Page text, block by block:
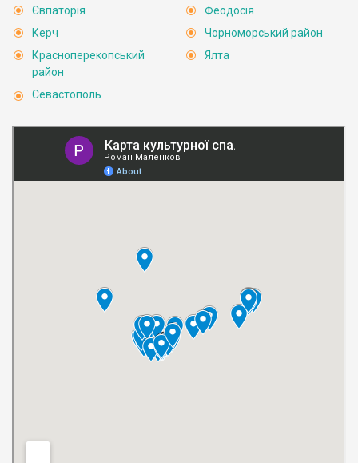
Євпаторія
Керч
Красноперекопський
район
Севастополь
Феодосія
Чорноморський район
Ялта